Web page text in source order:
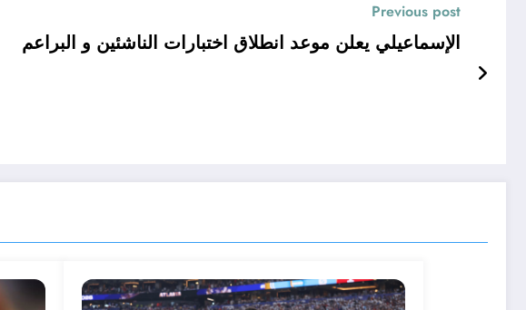
Previous post
الإسماعيلي يعلن موعد انطلاق اختبارات الناشئين و البراعم